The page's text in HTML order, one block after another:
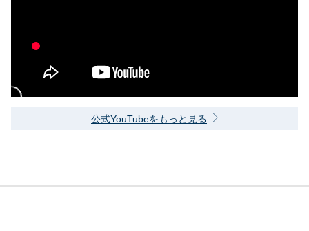
公式YouTubeをもっと見る